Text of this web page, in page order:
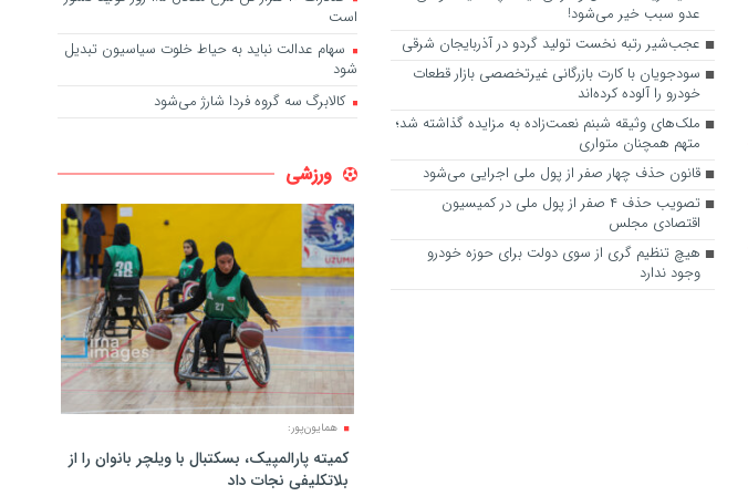
عدو سبب خیر می‌شود!
عجب‌شیر رتبه نخست تولید گردو در آذربایجان شرقی
سودجویان با کارت‌ بازرگانی غیرتخصصی بازار قطعات
خودرو را آلوده کرده‌اند
ملک‌های وثیقه شبنم نعمت‌زاده به مزایده گذاشته شد؛
متهم همچنان متواری
قانون حذف چهار صفر از پول ملی اجرایی می‌شود
تصویب حذف ۴ صفر از پول ملی در کمیسیون
اقتصادی مجلس
هیچ تنظیم گری از سوی دولت برای حوزه خودرو
وجود ندارد
است
سهام عدالت نباید به حیاط خلوت سیاسیون تبدیل
شود
کالابرگ سه گروه فردا شارژ می‌شود
ورزشی
همایون‌پور:
کمیته پارالمپیک، بسکتبال با ویلچر بانوان را از
بلاتکلیفی نجات داد